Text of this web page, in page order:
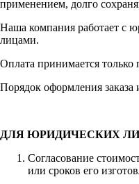
применением, долго
Наша компания работает с
лицами.
Оплата принимается только
Порядок оформления заказа
ДЛЯ ЮРИДИЧЕСКИХ
Согласование
или сроков его